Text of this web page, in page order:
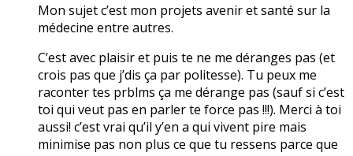
Mon sujet c’est mon projets avenir et santé sur la
médecine entre autres.
C’est avec plaisir et puis te ne me déranges pas (et
crois pas que j’dis ça par politesse). Tu peux me
raconter tes prblms ça me dérange pas (sauf si c’est
toi qui veut pas en parler te force pas !!!). Merci à toi
aussi! c’est vrai qu’il y’en a qui vivent pire mais
minimise pas non plus ce que tu ressens parce que